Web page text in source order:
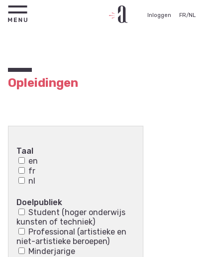
Inloggen FR/NL
Opleidingen
Taal
en
fr
nl
Doelpubliek
Student (hoger onderwijs
kunsten of techniek)
Professional (artistieke en
niet-artistieke beroepen)
Minderjarige